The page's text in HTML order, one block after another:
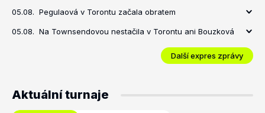
05.08. Pegulaová v Torontu začala obratem
05.08. Na Townsendovou nestačila v Torontu ani Bouzková
Další expres zprávy
Aktuální turnaje